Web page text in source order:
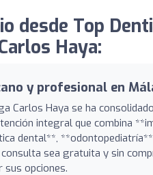
desde Top
Haya:
y profesional en
Carlos Haya se ha
integral que combina
dental**,
sea gratuita y sin
opciones.